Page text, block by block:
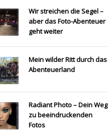
Wir streichen die Segel –
aber das Foto-Abenteuer
geht weiter
Mein wilder Ritt durch das
Abenteuerland
Radiant Photo – Dein Weg
zu beeindruckenden
Fotos